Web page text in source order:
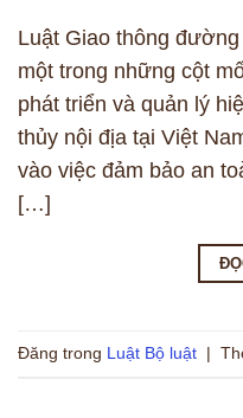
Luật Giao thông
một trong những cột
phát triển và quản lý
thủy nội địa tại Việt
vào việc đảm bảo an
[…]
Đăng trong Luật Bộ luật |